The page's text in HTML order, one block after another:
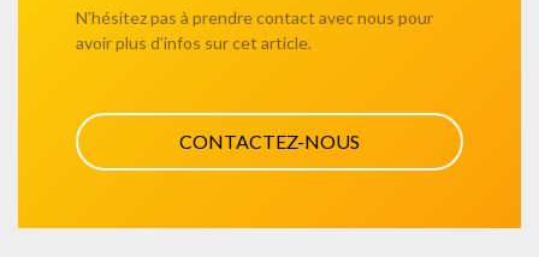
N’hésitez pas à prendre contact avec nous pour
avoir plus d’infos sur cet article.
CONTACTEZ-NOUS